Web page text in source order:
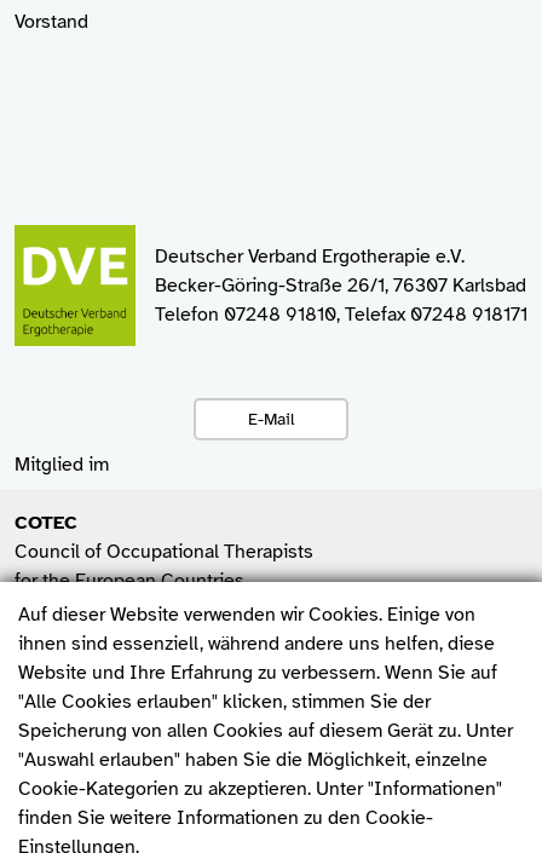
Fehler melden
Vorstand
Deutscher Verband Ergotherapie e.V.
Becker-Göring-Straße 26/1, 76307 Karlsbad
Telefon 07248 91810, Telefax 07248 918171
E-Mail
Mitglied im
COTEC
Council of Occupational Therapists
for the European Countries
SHV
Spitzenverband der
Heilmittelverbände e.V.
WFOT
World Federation of
Occupational Therapists
Auf dieser Website verwenden wir Cookies. Einige von
ihnen sind essenziell, während andere uns helfen, diese
Website und Ihre Erfahrung zu verbessern. Wenn Sie auf
"Alle Cookies erlauben" klicken, stimmen Sie der
Speicherung von allen Cookies auf diesem Gerät zu. Unter
"Auswahl erlauben" haben Sie die Möglichkeit, einzelne
Cookie-Kategorien zu akzeptieren. Unter "Informationen"
finden Sie weitere Informationen zu den Cookie-
Einstellungen.